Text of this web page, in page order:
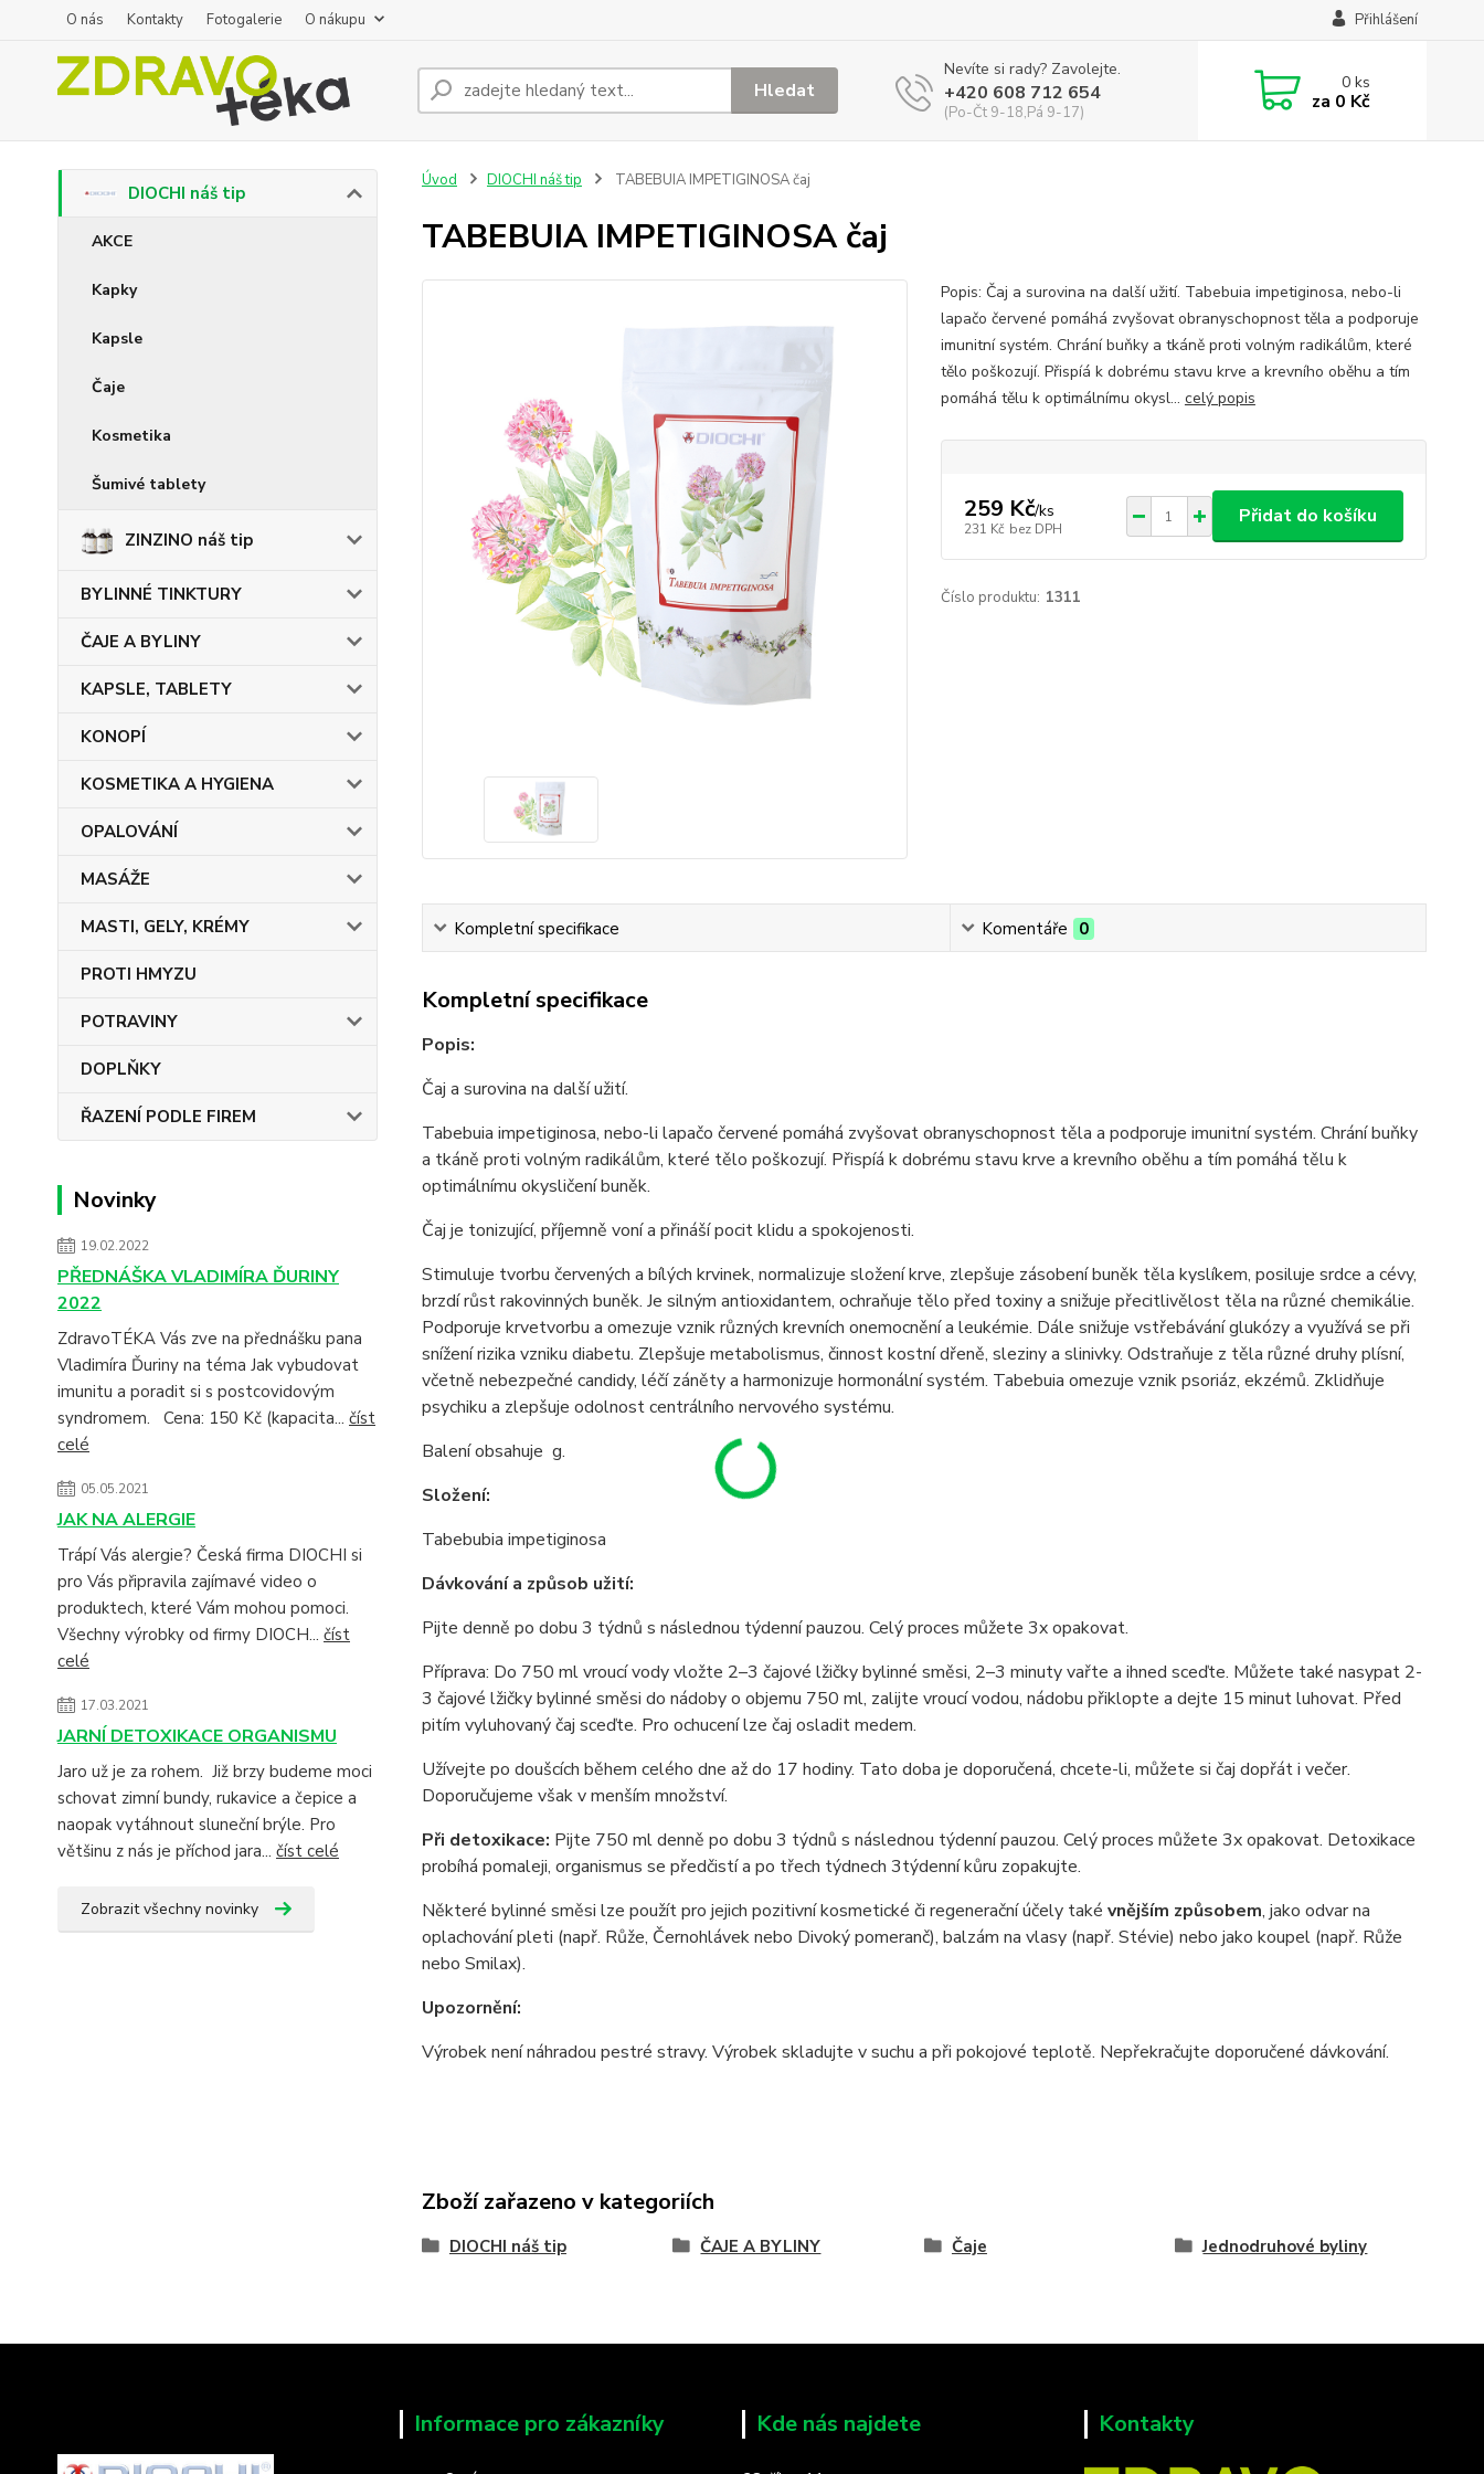
O nás Kontakty Fotogalerie O nákupu Přihlášení
Hledat
Nevíte si rady? Zavolejte.
+420 608 712 654
(Po-Čt 9-18,Pá 9-17)
0ks
za 0 Kč
DIOCHI náš tip
AKCE
Kapky
Kapsle
Čaje
Kosmetika
Šumivé tablety
ZINZINO náš tip
BYLINNÉ TINKTURY
ČAJE A BYLINY
KAPSLE, TABLETY
KONOPÍ
KOSMETIKA A HYGIENA
OPALOVÁNÍ
MASÁŽE
MASTI, GELY, KRÉMY
PROTI HMYZU
POTRAVINY
DOPLŇKY
ŘAZENÍ PODLE FIREM
Novinky
19.02.2022
PŘEDNÁŠKA VLADIMÍRA ĎURINY
2022
ZdravoTÉKA Vás zve na přednášku pana
Vladimíra Ďuriny na téma Jak vybudovat
imunitu a poradit si s postcovidovým
syndromem. Cena: 150 Kč (kapacita... číst
celé
05.05.2021
JAK NA ALERGIE
Trápí Vás alergie? Česká firma DIOCHI si
pro Vás připravila zajímavé video o
produktech, které Vám mohou pomoci.
Všechny výrobky od firmy DIOCH... číst
celé
17.03.2021
JARNÍ DETOXIKACE ORGANISMU
Jaro už je za rohem. Již brzy budeme moci
schovat zimní bundy, rukavice a čepice a
naopak vytáhnout sluneční brýle. Pro
většinu z nás je příchod jara... číst celé
Zobrazit všechny novinky
Úvod DIOCHI náš tip TABEBUIA IMPETIGINOSA čaj
TABEBUIA IMPETIGINOSA čaj
Popis: Čaj a surovina na další užití. Tabebuia impetiginosa, nebo-li
lapačo červené pomáhá zvyšovat obranyschopnost těla a podporuje
imunitní systém. Chrání buňky a tkáně proti volným radikálům, které
tělo poškozují. Přispíá k dobrému stavu krve a krevního oběhu a tím
pomáhá tělu k optimálnímu okysl... celý popis
259 Kč/ks
231 Kč bez DPH
Přidat do košíku
Číslo produktu: 1311
Kompletní specifikace Komentáře 0
Kompletní specifikace
Popis:
Čaj a surovina na další užití.
Tabebuia impetiginosa, nebo-li lapačo červené pomáhá zvyšovat obranyschopnost těla a podporuje imunitní systém. Chrání buňky
a tkáně proti volným radikálům, které tělo poškozují. Přispíá k dobrému stavu krve a krevního oběhu a tím pomáhá tělu k
optimálnímu okysličení buněk.
Čaj je tonizující, příjemně voní a přináší pocit klidu a spokojenosti.
Stimuluje tvorbu červených a bílých krvinek, normalizuje složení krve, zlepšuje zásobení buněk těla kyslíkem, posiluje srdce a cévy,
brzdí růst rakovinných buněk. Je silným antioxidantem, ochraňuje tělo před toxiny a snižuje přecitlivělost těla na různé chemikálie.
Podporuje krvetvorbu a omezuje vznik různých krevních onemocnění a leukémie. Dále snižuje vstřebávání glukózy a využívá se při
snížení rizika vzniku diabetu. Zlepšuje metabolismus, činnost kostní dřeně, sleziny a slinivky. Odstraňuje z těla různé druhy plísní,
včetně nebezpečné candidy, léčí záněty a harmonizuje hormonální systém. Tabebuia omezuje vznik psoriáz, ekzémů. Zklidňuje
psychiku a zlepšuje odolnost centrálního nervového systému.
Balení obsahuje g.
Složení:
Tabebubia impetiginosa
Dávkování a způsob užití:
Pijte denně po dobu 3 týdnů s následnou týdenní pauzou. Celý proces můžete 3x opakovat.
Příprava: Do 750 ml vroucí vody vložte 2–3 čajové lžičky bylinné směsi, 2–3 minuty vařte a ihned sceďte. Můžete také nasypat 2-
3 čajové lžičky bylinné směsi do nádoby o objemu 750 ml, zalijte vroucí vodou, nádobu přiklopte a dejte 15 minut luhovat. Před
pitím vyluhovaný čaj sceďte. Pro ochucení lze čaj osladit medem.
Užívejte po doušcích během celého dne až do 17 hodiny. Tato doba je doporučená, chcete-li, můžete si čaj dopřát i večer.
Doporučujeme však v menším množství.
Při detoxikace: Pijte 750 ml denně po dobu 3 týdnů s následnou týdenní pauzou. Celý proces můžete 3x opakovat. Detoxikace
probíhá pomaleji, organismus se předčistí a po třech týdnech 3týdenní kůru zopakujte.
Některé bylinné směsi lze použít pro jejich pozitivní kosmetické či regenerační účely také vnějším způsobem, jako odvar na
oplachování pleti (např. Růže, Černohlávek nebo Divoký pomeranč), balzám na vlasy (např. Stévie) nebo jako koupel (např. Růže
nebo Smilax).
Upozornění:
Výrobek není náhradou pestré stravy. Výrobek skladujte v suchu a při pokojové teplotě. Nepřekračujte doporučené dávkování.
Zboží zařazeno v kategoriích
DIOCHI náš tip ČAJE A BYLINY Čaje Jednodruhové byliny
Informace pro zákazníky Kde nás najdete Kontakty